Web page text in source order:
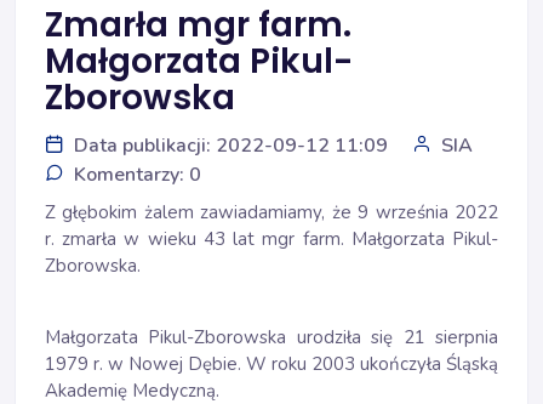
Zmarła mgr farm.
Małgorzata Pikul-
Zborowska
Data publikacji: 2022-09-12 11:09
SIA
Komentarzy: 0
Z głębokim żalem zawiadamiamy, że 9 września 2022
r. zmarła w wieku 43 lat mgr farm. Małgorzata Pikul-
Zborowska.
Małgorzata Pikul-Zborowska urodziła się 21 sierpnia
1979 r. w Nowej Dębie. W roku 2003 ukończyła Śląską
Akademię Medyczną.